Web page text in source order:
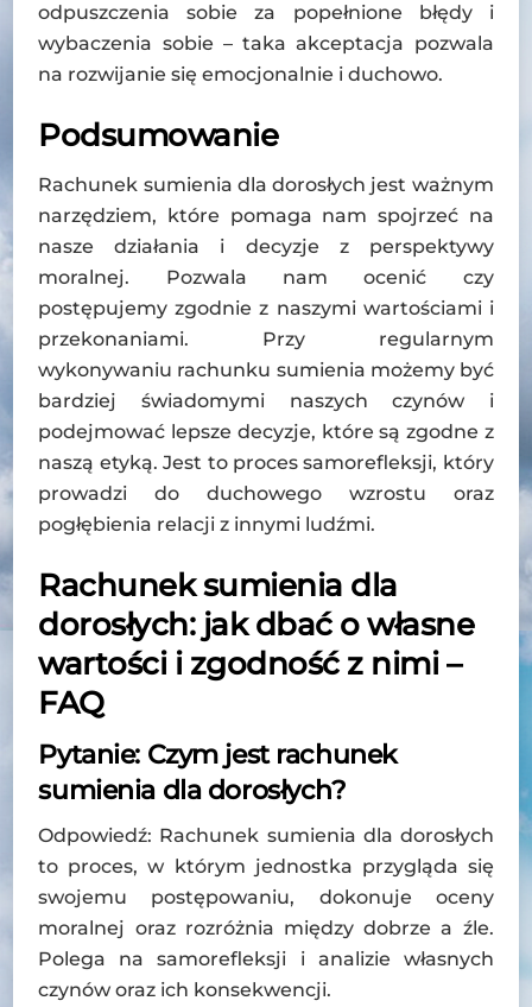
odpuszczenia sobie za popełnione błędy i
wybaczenia sobie – taka akceptacja pozwala
na rozwijanie się emocjonalnie i duchowo.
Podsumowanie
Rachunek sumienia dla dorosłych jest ważnym
narzędziem, które pomaga nam spojrzeć na
nasze działania i decyzje z perspektywy
moralnej. Pozwala nam ocenić czy
postępujemy zgodnie z naszymi wartościami i
przekonaniami. Przy regularnym
wykonywaniu rachunku sumienia możemy być
bardziej świadomymi naszych czynów i
podejmować lepsze decyzje, które są zgodne z
naszą etyką. Jest to proces samorefleksji, który
prowadzi do duchowego wzrostu oraz
pogłębienia relacji z innymi ludźmi.
Rachunek sumienia dla
dorosłych: jak dbać o własne
wartości i zgodność z nimi –
FAQ
Pytanie: Czym jest rachunek
sumienia dla dorosłych?
Odpowiedź: Rachunek sumienia dla dorosłych
to proces, w którym jednostka przygląda się
swojemu postępowaniu, dokonuje oceny
moralnej oraz rozróżnia między dobrze a źle.
Polega na samorefleksji i analizie własnych
czynów oraz ich konsekwencji.